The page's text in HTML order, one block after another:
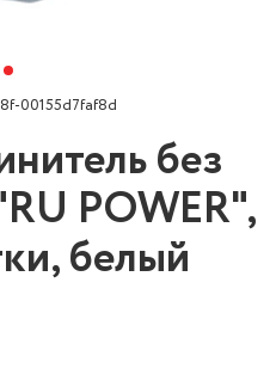
00155d7faf8d
без
POWER",
белый